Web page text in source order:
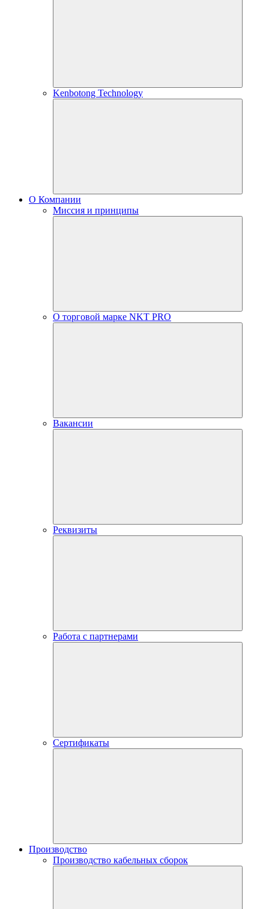
Kenbotong Technology
О Компании
Миссия и принципы
О торговой марке NKT PRO
Вакансии
Реквизиты
Работа с партнерами
Сертификаты
Производство
Производство кабельных сборок